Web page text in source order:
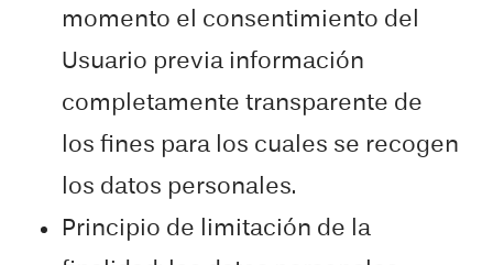
momento el consentimiento del
Usuario previa información
completamente transparente de
los fines para los cuales se recogen
los datos personales.
Principio de limitación de la